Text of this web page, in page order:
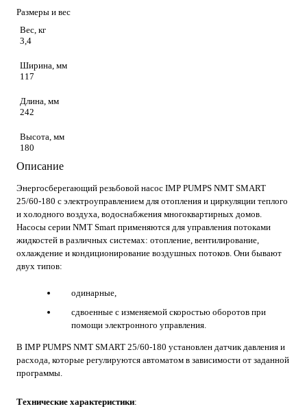
Размеры и вес
Вес, кг
3,4
Ширина, мм
117
Длина, мм
242
Высота, мм
180
Описание
Энергосберегающий резьбовой насос IMP PUMPS NMT SMART
25/60-180 с электроуправлением для отопления и циркуляции теплого
и холодного воздуха, водоснабжения многоквартирных домов.
Насосы серии NMT Smart применяются для управления потоками
жидкостей в различных системах: отопление, вентилирование,
охлаждение и кондиционирование воздушных потоков. Они бывают
двух типов:
одинарные,
сдвоенные с изменяемой скоростью оборотов при
помощи электронного управления.
В IMP PUMPS NMT SMART 25/60-180 установлен датчик давления и
расхода, которые регулируются автоматом в зависимости от заданной
программы.
Технические характеристики: